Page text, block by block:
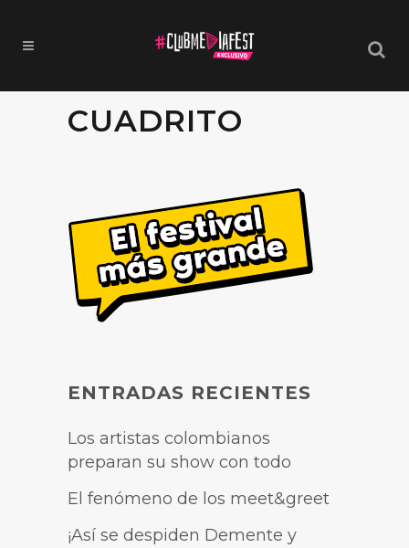
CUADRITO
ENTRADAS RECIENTES
Los artistas colombianos
preparan su show con todo
El fenómeno de los meet&greet
¡Así se despiden Demente y